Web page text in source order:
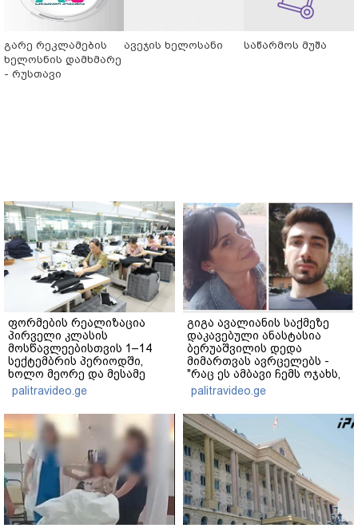
გარე რეკლამების
ხელოსნის დამხმარე
- რუსთავი
ავეჯის ხელოსანი საწარმოს მუშა
ფორმების რეალიზაცია
პირველი კლასის
მოსწავლეებისთვის 1–14
სექტემბრის პერიოდში,
ხოლო მეორე და მესამე
ეტაპებზე...
palitravideo.ge
გიგა ავალიანის საქმეზე
დაკავებული ანასტასია
ბერუაშვილის დედა
მიმართვას ავრცელებს -
"რაც ეს ამბავი ჩემს ოჯახს,
ჩემს ანასტასიას გადახდა
თავს, მის მერე მე მე არ
ვარ"
palitravideo.ge